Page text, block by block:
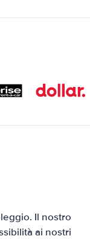
Il nostro
ai nostri